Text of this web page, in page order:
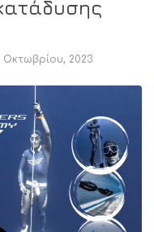
Οκτωβρίου, 2023